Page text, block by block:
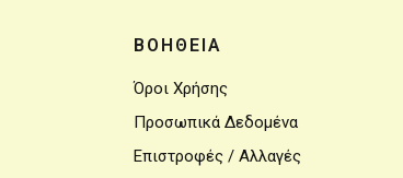
ΒΟΗΘΕΙΑ
Όροι Χρήσης
Προσωπικά Δεδομένα
Επιστροφές / Αλλαγές